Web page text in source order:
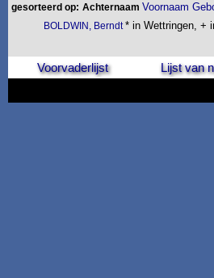
gesorteerd op: Achternaam Voornaam
BOLDWIN, Berndt* in Wettringen, +
Voorvaderlijst Lijst van